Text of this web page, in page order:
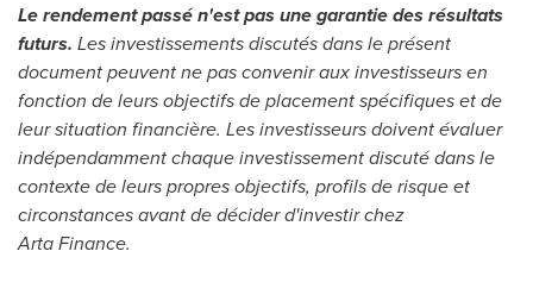
Le rendement passé n'est pas une garantie des résultats
futurs. Les investissements discutés dans le présent
document peuvent ne pas convenir aux investisseurs en
fonction de leurs objectifs de placement spécifiques et de
leur situation financière. Les investisseurs doivent évaluer
indépendamment chaque investissement discuté dans le
contexte de leurs propres objectifs, profils de risque et
circonstances avant de décider d'investir chez
Arta Finance.